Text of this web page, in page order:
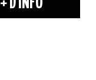
+ D'INFO